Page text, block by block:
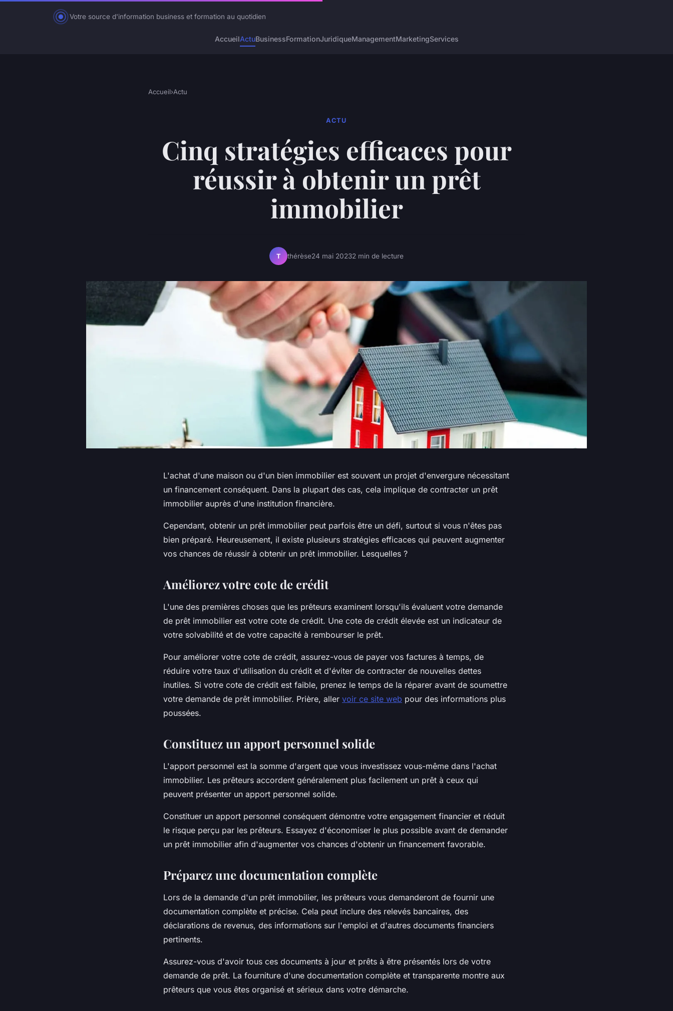
Votre source d'information business et formation au quotidien
AccueilActuBusinessFormationJuridiqueManagementMarketingServices
Accueil›Actu
ACTU
Cinq stratégies efficaces pour
réussir à obtenir un prêt
immobilier
T thérèse24 mai 20232 min de lecture
L'achat d'une maison ou d'un bien immobilier est souvent un projet d'envergure nécessitant
un financement conséquent. Dans la plupart des cas, cela implique de contracter un prêt
immobilier auprès d'une institution financière.
Cependant, obtenir un prêt immobilier peut parfois être un défi, surtout si vous n'êtes pas
bien préparé. Heureusement, il existe plusieurs stratégies efficaces qui peuvent augmenter
vos chances de réussir à obtenir un prêt immobilier. Lesquelles ?
Améliorez votre cote de crédit
L'une des premières choses que les prêteurs examinent lorsqu'ils évaluent votre demande
de prêt immobilier est votre cote de crédit. Une cote de crédit élevée est un indicateur de
votre solvabilité et de votre capacité à rembourser le prêt.
Pour améliorer votre cote de crédit, assurez-vous de payer vos factures à temps, de
réduire votre taux d'utilisation du crédit et d'éviter de contracter de nouvelles dettes
inutiles. Si votre cote de crédit est faible, prenez le temps de la réparer avant de soumettre
votre demande de prêt immobilier. Prière, aller voir ce site web pour des informations plus
poussées.
Constituez un apport personnel solide
L'apport personnel est la somme d'argent que vous investissez vous-même dans l'achat
immobilier. Les prêteurs accordent généralement plus facilement un prêt à ceux qui
peuvent présenter un apport personnel solide.
Constituer un apport personnel conséquent démontre votre engagement financier et réduit
le risque perçu par les prêteurs. Essayez d'économiser le plus possible avant de demander
un prêt immobilier afin d'augmenter vos chances d'obtenir un financement favorable.
Préparez une documentation complète
Lors de la demande d'un prêt immobilier, les prêteurs vous demanderont de fournir une
documentation complète et précise. Cela peut inclure des relevés bancaires, des
déclarations de revenus, des informations sur l'emploi et d'autres documents financiers
pertinents.
Assurez-vous d'avoir tous ces documents à jour et prêts à être présentés lors de votre
demande de prêt. La fourniture d'une documentation complète et transparente montre aux
prêteurs que vous êtes organisé et sérieux dans votre démarche.